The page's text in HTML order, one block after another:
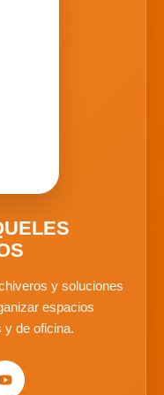
y soluciones
espacios
y de oficina.